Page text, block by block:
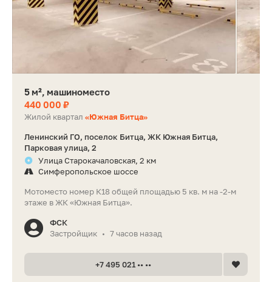
5 м², машиноместо
440 000 ₽
Жилой квартал «Южная Битца»
Ленинский ГО, поселок Битца, ЖК Южная Битца,
Парковая улица, 2
Улица Старокачаловская, 2 км
Симферопольское шоссе
Мотоместо номер К18 общей площадью 5 кв. м на -2-м
этаже в ЖК «Южная Битца».
ФСК
Застройщик • 7 часов назад
+7 495 021 •• ••